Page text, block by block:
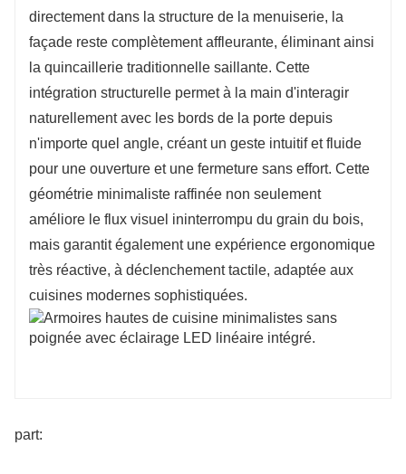
directement dans la structure de la menuiserie, la
façade reste complètement affleurante, éliminant ainsi
la quincaillerie traditionnelle saillante. Cette
intégration structurelle permet à la main d'interagir
naturellement avec les bords de la porte depuis
n'importe quel angle, créant un geste intuitif et fluide
pour une ouverture et une fermeture sans effort. Cette
géométrie minimaliste raffinée non seulement
améliore le flux visuel ininterrompu du grain du bois,
mais garantit également une expérience ergonomique
très réactive, à déclenchement tactile, adaptée aux
cuisines modernes sophistiquées.
part: